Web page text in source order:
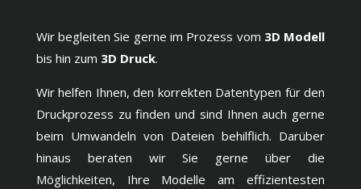
Wir begleiten Sie gerne im Prozess vom 3D Modell
bis hin zum 3D Druck.
Wir helfen Ihnen, den korrekten Datentypen für den
Druckprozess zu finden und sind Ihnen auch gerne
beim Umwandeln von Dateien behilflich. Darüber
hinaus beraten wir Sie gerne über die
Möglichkeiten, Ihre Modelle am effizientesten